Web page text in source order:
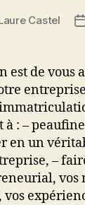
Castel
est de vous
à : –
en un
–
vos
vos